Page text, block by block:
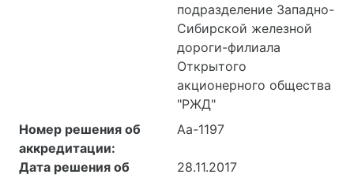
подразделение Западно-
Сибирской железной
дороги-филиала
Открытого
акционерного общества
"РЖД"
Номер решения об
аккредитации:
Аа-1197
Дата решения об
28.11.2017